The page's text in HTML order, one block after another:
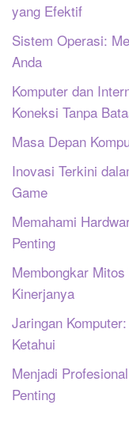
yang Efektif
Sistem Operasi:
Anda
Komputer dan
Koneksi Tanpa
Masa Depan
Inovasi Terkini
Game
Memahami
Penting
Membongkar
Kinerjanya
Jaringan
Ketahui
Menjadi
Penting